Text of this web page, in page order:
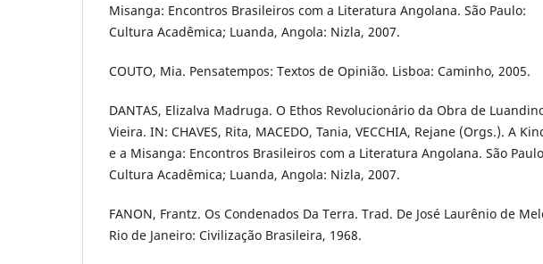
Misanga: Encontros Brasileiros com a Literatura Angolana. São Paulo:
Cultura Acadêmica; Luanda, Angola: Nizla, 2007.
COUTO, Mia. Pensatempos: Textos de Opinião. Lisboa: Caminho, 2005.
DANTAS, Elizalva Madruga. O Ethos Revolucionário da Obra de
Vieira. IN: CHAVES, Rita, MACEDO, Tania, VECCHIA, Rejane (Orgs.). A
e a Misanga: Encontros Brasileiros com a Literatura Angolana. São
Cultura Acadêmica; Luanda, Angola: Nizla, 2007.
FANON, Frantz. Os Condenados Da Terra. Trad. De José Laurênio de
Rio de Janeiro: Civilização Brasileira, 1968.